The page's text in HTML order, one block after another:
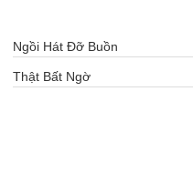
Ngồi Hát Đỡ Buồn
Thật Bất Ngờ